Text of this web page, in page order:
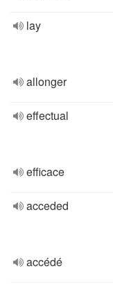
lay
allonger
effectual
efficace
acceded
accédé